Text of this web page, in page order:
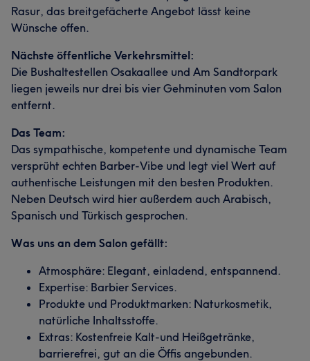
Rasur, das breitgefächerte Angebot lässt keine
Wünsche offen.
Nächste öffentliche Verkehrsmittel:
Die Bushaltestellen Osakaallee und Am Sandtorpark
liegen jeweils nur drei bis vier Gehminuten vom Salon
entfernt.
Das Team:
Das sympathische, kompetente und dynamische Team
versprüht echten Barber-Vibe und legt viel Wert auf
authentische Leistungen mit den besten Produkten.
Neben Deutsch wird hier außerdem auch Arabisch,
Spanisch und Türkisch gesprochen.
Was uns an dem Salon gefällt:
Atmosphäre: Elegant, einladend, entspannend.
Expertise: Barbier Services.
Produkte und Produktmarken: Naturkosmetik,
natürliche Inhaltsstoffe.
Extras: Kostenfreie Kalt-und Heißgetränke,
barrierefrei, gut an die Öffis angebunden.